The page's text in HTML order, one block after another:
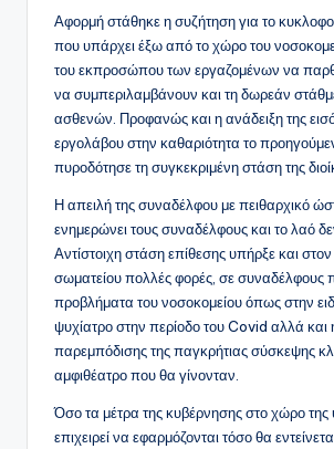
Αφορμή στάθηκε η συζήτηση για το
που υπάρχει έξω από το χώρο του
του εκπροσώπου των εργαζομένων να
να συμπεριλαμβάνουν και τη δωρεάν
ασθενών. Προφανώς και η ανάδειξη της
εργολάβου στην καθαριότητα το
πυροδότησε τη συγκεκριμένη στάση της
Η απειλή της συναδέλφου με πειθαρχικό
ενημερώνει τους συναδέλφους και το λαό
Αντίστοιχη στάση επίθεσης υπήρξε και
σωματείου πολλές φορές, σε συναδέλφους
προβλήματα του νοσοκομείου όπως στην
ψυχίατρο στην περίοδο του Covid αλλά
παρεμπόδισης της παγκρήτιας σύσκεψης
αμφιθέατρο που θα γίνονταν.
Όσο τα μέτρα της κυβέρνησης στο χώρο της
επιχειρεί να εφαρμόζονται τόσο θα